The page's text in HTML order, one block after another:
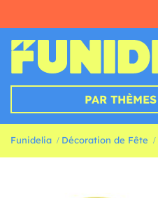
PAR THÈMES
Funidelia Décoration de Fête